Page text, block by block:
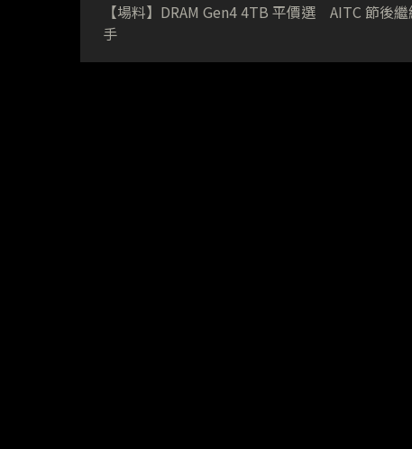
【場料】DRAM Gen4 4TB 平價選 AITC 節後
手